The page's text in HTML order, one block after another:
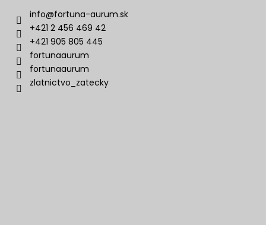
info@fortuna-aurum.sk
+421 2 456 469 42
+421 905 805 445
fortunaaurum
fortunaaurum
zlatnictvo_zatecky